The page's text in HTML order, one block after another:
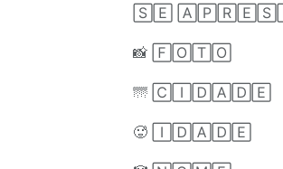
🅂🄴
📸 🄵🄾🅃🄾
🌁 🄲🄸🄳🄰🄳🄴
🥵 🄸🄳🄰🄳🄴